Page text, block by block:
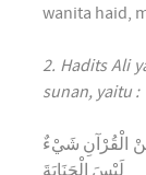
wanita haid,
2. Hadits Ali
sunan, yaitu :
الْقُرْآنِ شَيْءٌ
لَيْسَ الْجَنَابَةَ